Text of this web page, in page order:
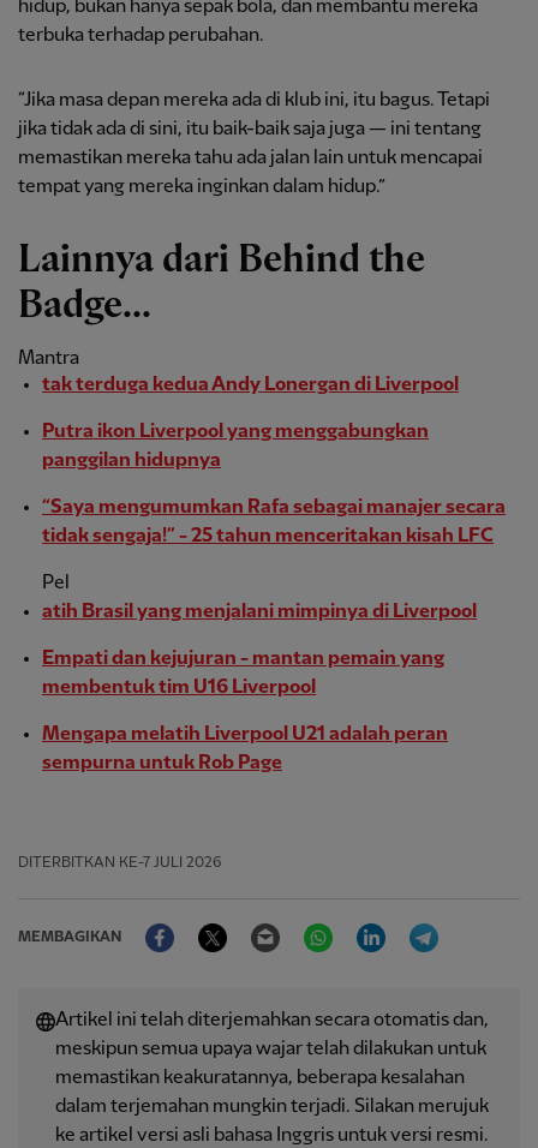
hidup, bukan hanya sepak bola, dan membantu mereka
terbuka terhadap perubahan.
“Jika masa depan mereka ada di klub ini, itu bagus. Tetapi
jika tidak ada di sini, itu baik-baik saja juga — ini tentang
memastikan mereka tahu ada jalan lain untuk mencapai
tempat yang mereka inginkan dalam hidup.”
Lainnya dari Behind the
Badge...
Mantra
tak terduga kedua Andy Lonergan di Liverpool
Putra ikon Liverpool yang menggabungkan
panggilan hidupnya
“Saya mengumumkan Rafa sebagai manajer secara
tidak sengaja!” - 25 tahun menceritakan kisah LFC
Pel
atih Brasil yang menjalani mimpinya di Liverpool
Empati dan kejujuran - mantan pemain yang
membentuk tim U16 Liverpool
Mengapa melatih Liverpool U21 adalah peran
sempurna untuk Rob Page
DITERBITKAN KE-7 JULI 2026
MEMBAGIKAN
FacebookTwitter Email WhatsAppLinkedIn
Artikel ini telah diterjemahkan secara otomatis dan,
meskipun semua upaya wajar telah dilakukan untuk
memastikan keakuratannya, beberapa kesalahan
dalam terjemahan mungkin terjadi. Silakan merujuk
ke artikel versi asli bahasa Inggris untuk versi resmi.